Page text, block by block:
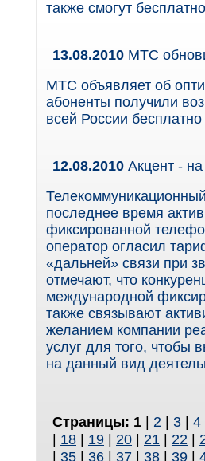
также смогут
13.08.2010 МТС
МТС объявляет об
абоненты получили
всей России
12.08.2010 Акцент -
последнее время
фиксированной
оператор огласил
«дальней» связи при
отмечают, что
международной
также связывают
желанием компании
услуг для того,
на данный вид
Страницы: 1 | 2 | 3 | 4
| 18 | 19 | 20 | 21 | 22 |
| 35 | 36 | 37 | 38 | 39 |